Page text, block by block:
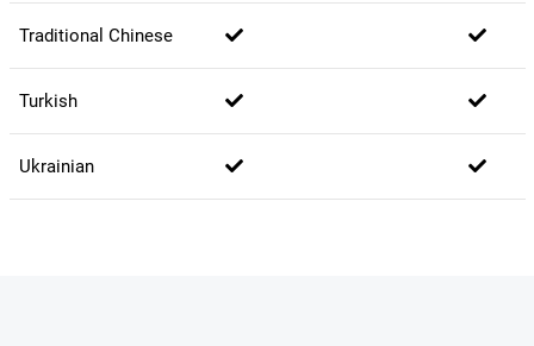
Traditional Chinese
Turkish
Ukrainian